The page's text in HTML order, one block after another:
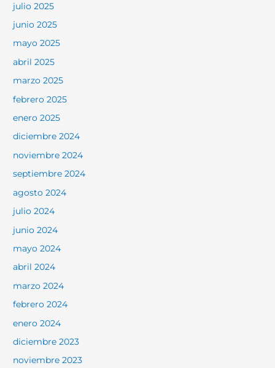
julio 2025
junio 2025
mayo 2025
abril 2025
marzo 2025
febrero 2025
enero 2025
diciembre 2024
noviembre 2024
septiembre 2024
agosto 2024
julio 2024
junio 2024
mayo 2024
abril 2024
marzo 2024
febrero 2024
enero 2024
diciembre 2023
noviembre 2023